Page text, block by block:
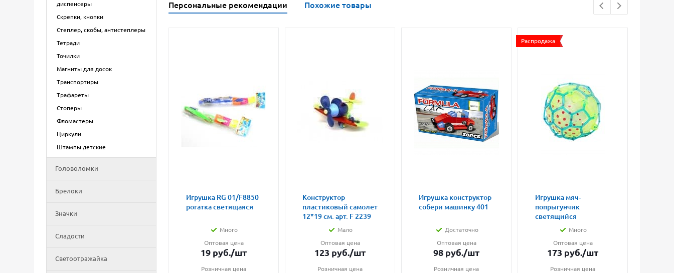
диспенсеры
Скрепки, кнопки
Степлер, скобы, антистеплеры
Тетради
Точилки
Магниты для досок
Транспортиры
Трафареты
Стоперы
Фломастеры
Циркули
Штампы детские
Головоломки
Брелоки
Значки
Сладости
Светоотражайка
Персональные рекомендации Похожие товары
Игрушка RG 01/F8850
рогатка светящаяся
Много
Оптовая цена
19 руб./шт
Розничная цена
Конструктор
пластиковый самолет
12*19 см. арт. F 2239
Мало
Оптовая цена
123 руб./шт
Розничная цена
Игрушка конструктор
собери машинку 401
Достаточно
Оптовая цена
98 руб./шт
Розничная цена
Распродажа
Игрушка мяч-
попрыгунчик
светящийся
Много
Оптовая цена
173 руб./шт
Розничная цена